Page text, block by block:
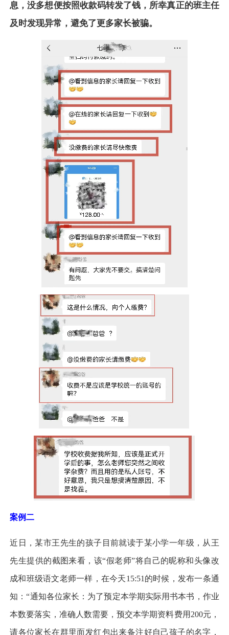
息，没多想便按照收款码转发了钱，所幸真正的班主任
及时发现异常，避免了更多家长被骗。
案例二
近日，某市王先生的孩子目前就读于某小学一年级，从王
先生提供的截图来看，该“假老师”将自己的昵称和头像改
成和班级语文老师一样，在今天15:51的时候，发布一条通
知：“通知各位家长：为了预定本学期实际用书本书，作业
本数要落实，准确人数需要，预交本学期资料费用200元，
请各位家长在群里面发红包出来备注好自己孩子的名字，